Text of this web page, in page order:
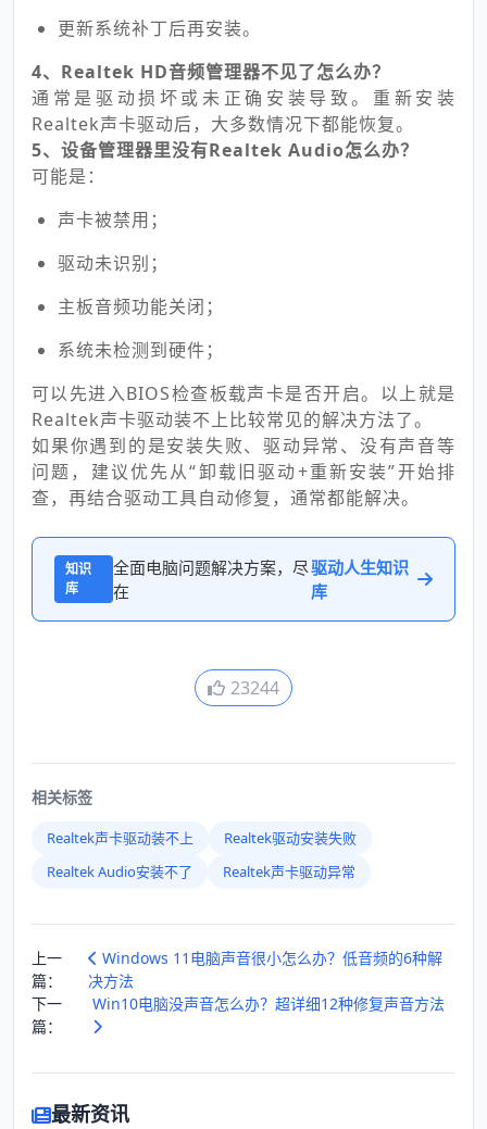
更新系统补丁后再安装。
4、Realtek HD音频管理器不见了怎么办？
通常是驱动损坏或未正确安装导致。重新安装
Realtek声卡驱动后，大多数情况下都能恢复。
5、设备管理器里没有Realtek Audio怎么办？
可能是：
声卡被禁用；
驱动未识别；
主板音频功能关闭；
系统未检测到硬件；
可以先进入BIOS检查板载声卡是否开启。以上就是
Realtek声卡驱动装不上比较常见的解决方法了。
如果你遇到的是安装失败、驱动异常、没有声音等
问题，建议优先从“卸载旧驱动+重新安装”开始排
查，再结合驱动工具自动修复，通常都能解决。
知识
库
全面电脑问题解决方案，尽
在
驱动人生知识
库
23244
相关标签
Realtek声卡驱动装不上
Realtek驱动安装失败
Realtek Audio安装不了
Realtek声卡驱动异常
上一
篇：
Windows 11电脑声音很小怎么办？低音频的6种解
决方法
下一
篇：
Win10电脑没声音怎么办？超详细12种修复声音方法
最新资讯